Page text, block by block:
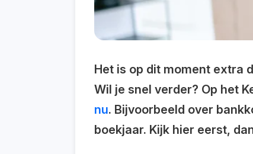
Het is op dit moment extra
Wil je snel verder? Op het
nu. Bijvoorbeeld over
boekjaar. Kijk hier eerst,